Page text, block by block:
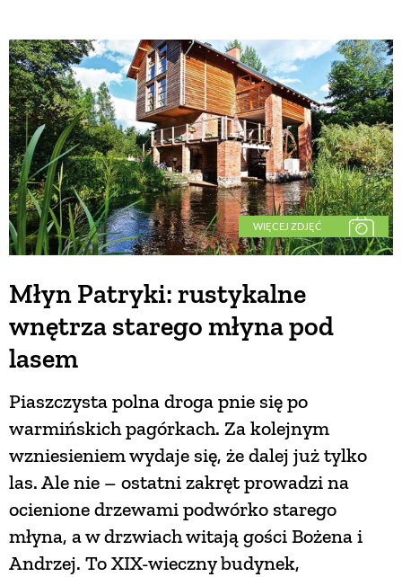
WIĘCEJ ZDJĘĆ
Młyn Patryki: rustykalne
wnętrza starego młyna pod
lasem
Piaszczysta polna droga pnie się po
warmińskich pagórkach. Za kolejnym
wzniesieniem wydaje się, że dalej już tylko
las. Ale nie – ostatni zakręt prowadzi na
ocienione drzewami podwórko starego
młyna, a w drzwiach witają gości Bożena i
Andrzej. To XIX-wieczny budynek,